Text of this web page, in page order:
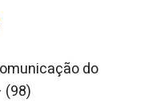
do
(98)